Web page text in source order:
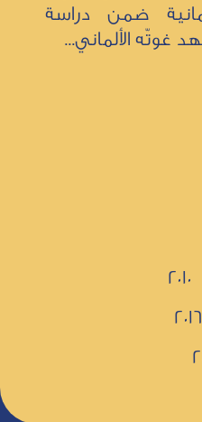
ضمن دراسة
غوتّه الألماني...